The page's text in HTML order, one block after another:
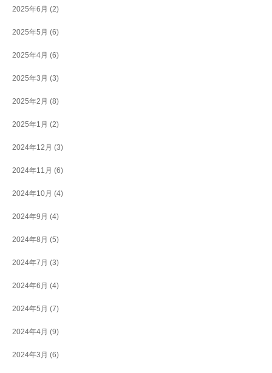
2025年6月 (2)
2025年5月 (6)
2025年4月 (6)
2025年3月 (3)
2025年2月 (8)
2025年1月 (2)
2024年12月 (3)
2024年11月 (6)
2024年10月 (4)
2024年9月 (4)
2024年8月 (5)
2024年7月 (3)
2024年6月 (4)
2024年5月 (7)
2024年4月 (9)
2024年3月 (6)